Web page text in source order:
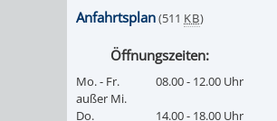
Anfahrtsplan(511 KB)
Öffnungszeiten:
Mo. - Fr.
außer Mi.
08.00 - 12.00 Uhr
Do. 14.00 - 18.00 Uhr